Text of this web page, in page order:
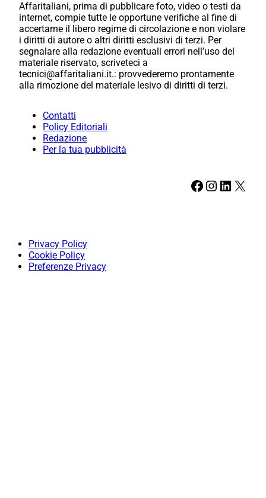
Affaritaliani, prima di pubblicare foto, video o testi da
internet, compie tutte le opportune verifiche al fine di
accertarne il libero regime di circolazione e non violare
i diritti di autore o altri diritti esclusivi di terzi. Per
segnalare alla redazione eventuali errori nell’uso del
materiale riservato, scriveteci a
tecnici@affaritaliani.it.: provvederemo prontamente
alla rimozione del materiale lesivo di diritti di terzi.
Contatti
Policy Editoriali
Redazione
Per la tua pubblicità
Facebook Instagram LinkedIn X
Privacy Policy
Cookie Policy
Preferenze Privacy